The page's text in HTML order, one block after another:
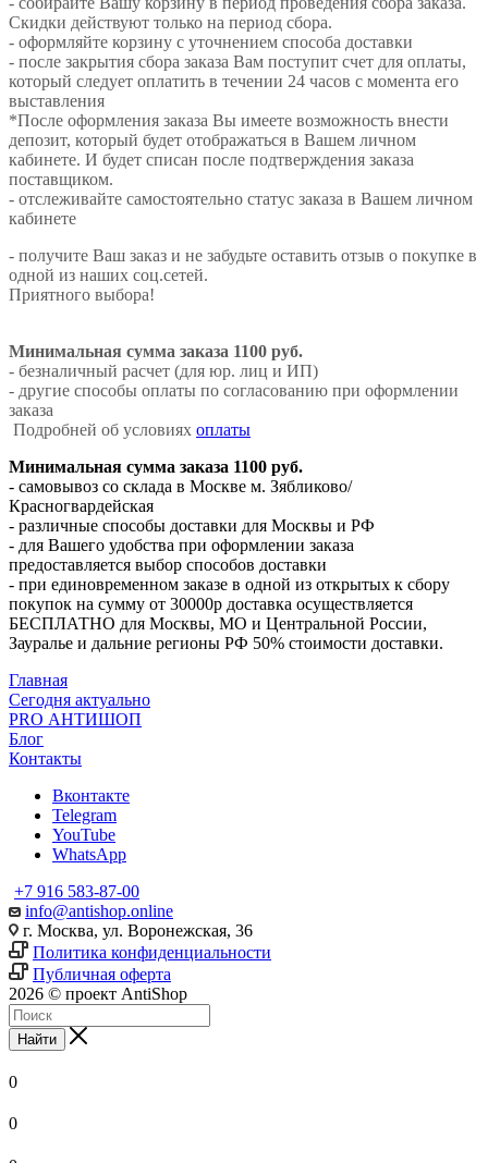
Скидки действуют только на период сбора.
- оформляйте корзину с уточнением способа доставки
- после закрытия сбора заказа Вам поступит счет для оплаты,
который следует оплатить в течении 24 часов с момента его
выставления
*После оформления заказа Вы имеете возможность внести
депозит, который будет отображаться в Вашем личном
кабинете. И будет списан после подтверждения заказа
поставщиком.
- отслеживайте самостоятельно статус заказа в Вашем личном
кабинете
- получите Ваш заказ и не забудьте оставить отзыв о покупке в
одной из наших соц.сетей.
Приятного выбора!
Минимальная сумма заказа 1100 руб.
- безналичный расчет (для юр. лиц и ИП)
- другие способы оплаты по согласованию при оформлении
заказа
Подробней об условиях оплаты
Минимальная сумма заказа 1100 руб.
- самовывоз со склада в Москве м. Зябликово/
Красногвардейская
- различные способы доставки для Москвы и РФ
- для Вашего удобства при оформлении заказа
предоставляется выбор способов доставки
- при единовременном заказе в одной из открытых к сбору
покупок на сумму от 30000р доставка осуществляется
БЕСПЛАТНО для Москвы, МО и Центральной России,
Зауралье и дальние регионы РФ 50% стоимости доставки.
Главная
Сегодня актуально
PRO АНТИШОП
Блог
Контакты
Вконтакте
Telegram
YouTube
WhatsApp
+7 916 583-87-00
info@antishop.online
г. Москва, ул. Воронежская, 36
Политика конфиденциальности
Публичная оферта
2026 © проект AntiShop
Найти
0
0